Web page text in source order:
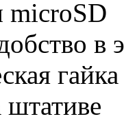
microSD
в
штативе